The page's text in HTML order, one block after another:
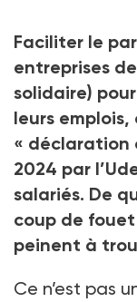
Faciliter le
entreprises
solidaire)
leurs emplois,
« déclaration
2024 par
salariés. De
coup de
peinent à
Ce n’est pas